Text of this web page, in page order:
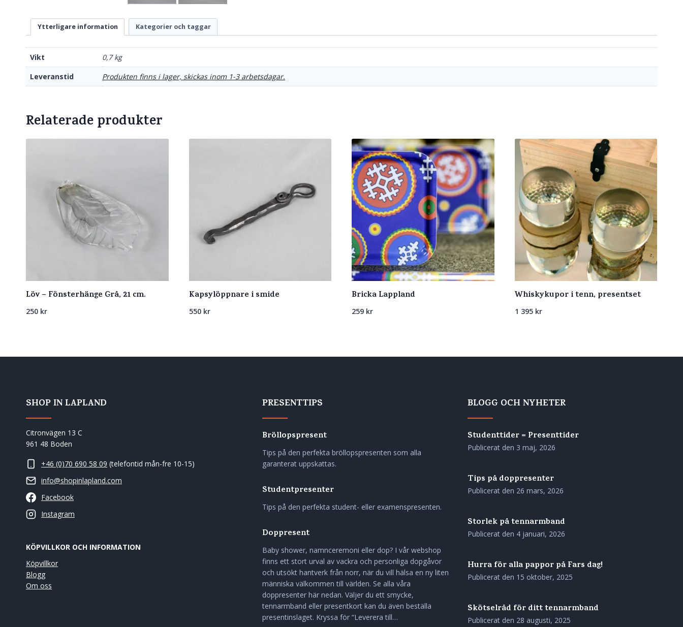
Ytterligare information Kategorier och taggar
Vikt
0,7 kg
Leveranstid
Produkten finns i lager, skickas inom 1-3 arbetsdagar.
Relaterade produkter
Löv – Fönsterhänge Grå, 21 cm.
250 kr
Kapsylöppnare i smide
550 kr
Bricka Lappland
259 kr
Whiskykupor i tenn, presentset
1 395 kr
SHOP IN LAPLAND
Citronvägen 13 C
961 48 Boden
+46 (0)70 690 58 09 (telefontid mån-fre 10-15)
info@shopinlapland.com
Facebook
Instagram
KÖPVILLKOR OCH INFORMATION
Köpvillkor
Blogg
Om oss
PRESENTTIPS
Bröllopspresent
Tips på den perfekta bröllopspresenten som alla
garanterat uppskattas.
Studentpresenter
Tips på den perfekta student- eller examenspresenten.
Doppresent
Baby shower, namnceremoni eller dop? I vår webshop
finns ett stort urval av vackra och personliga dopgåvor
och utsökt hantverk från norr, när du vill hälsa en ny liten
människa välkommen till världen. Se alla våra
doppresenter här nedan. Väljer du ett smycke,
tennarmband eller presentkort kan du även beställa
presentinslaget. Kryssa för “Leverera till…
BLOGG OCH NYHETER
Studenttider = Presenttider
Publicerat den 3 maj, 2026
Tips på doppresenter
Publicerat den 26 mars, 2026
Storlek på tennarmband
Publicerat den 4 januari, 2026
Hurra för alla pappor på Fars dag!
Publicerat den 15 oktober, 2025
Skötselråd för ditt tennarmband
Publicerat den 28 augusti, 2025